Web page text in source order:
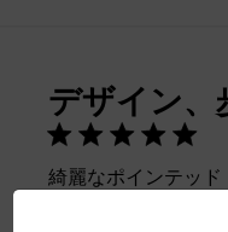
デザイン、
綺麗なポインテッ